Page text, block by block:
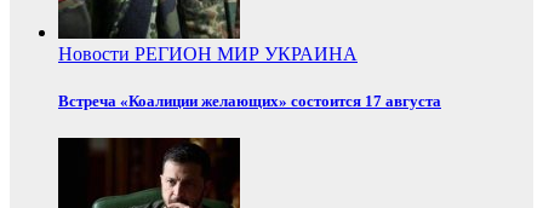
Новости РЕГИОН МИР УКРАИНА
Встреча «Коалиции желающих» состоится 17 августа